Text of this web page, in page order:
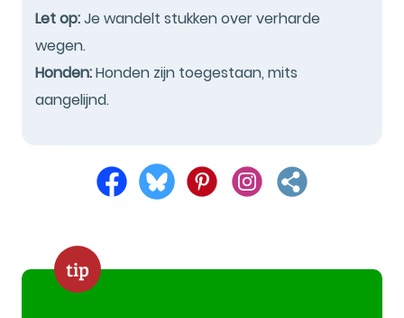
Let op:Je wandelt stukken over verharde
wegen.
Honden:Honden zijn toegestaan, mits
aangelijnd.
tip